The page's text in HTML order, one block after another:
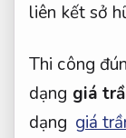
liên kết sở
Thi công
dạng giá
dạng giá